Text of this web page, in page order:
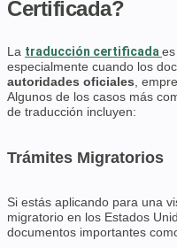
Certificada?
La traducción certificada
especialmente cuando los
autoridades oficiales ,
Algunos de los casos más
de traducción incluyen:
Trámites Migratorios
Si estás aplicando para una
migratorio en los Estados
documentos importantes